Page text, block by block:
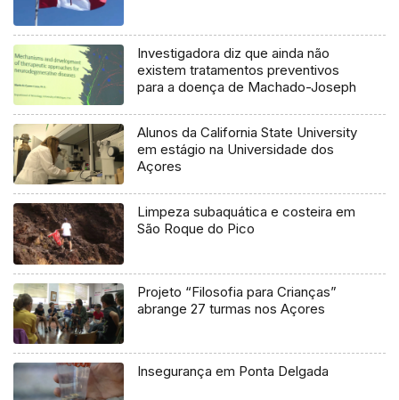
Investigadora diz que ainda não
existem tratamentos preventivos
para a doença de Machado-Joseph
Alunos da California State University
em estágio na Universidade dos
Açores
Limpeza subaquática e costeira em
São Roque do Pico
Projeto “Filosofia para Crianças”
abrange 27 turmas nos Açores
Insegurança em Ponta Delgada